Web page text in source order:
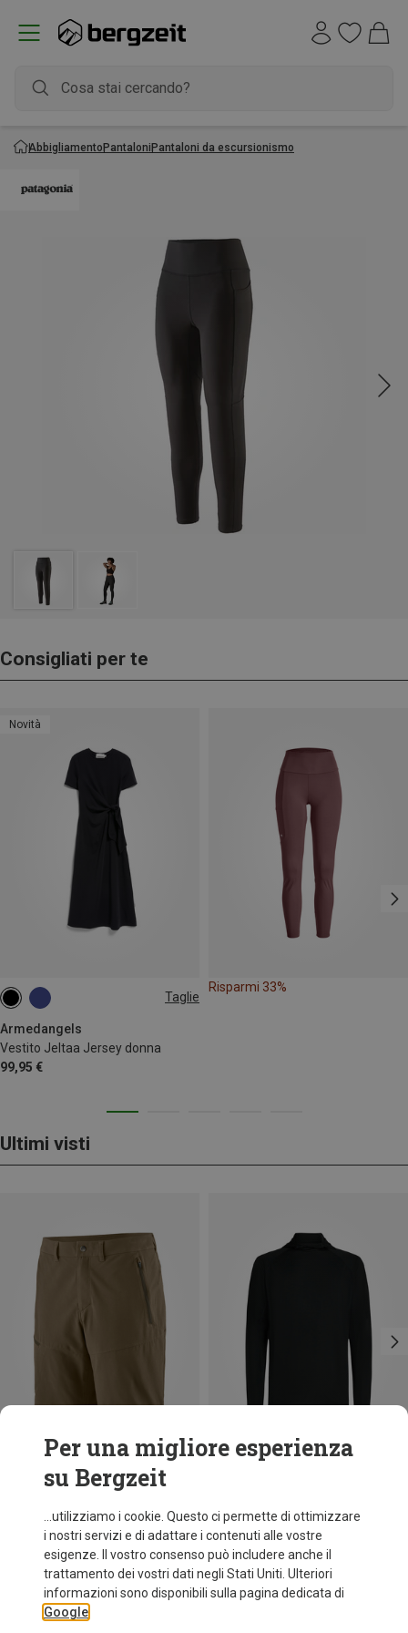
AbbigliamentoPantaloniPantaloni da escursionismo
Consigliati per te
Novità
Taglie
Armedangels
Vestito Jeltaa Jersey donna
99,95 €
XS M
Risparmi 33%
Ultimi visti
Risparmi 37%
Per una migliore esperienza
su Bergzeit
...utilizziamo i cookie. Questo ci permette di ottimizzare
i nostri servizi e di adattare i contenuti alle vostre
esigenze. Il vostro consenso può includere anche il
trattamento dei vostri dati negli Stati Uniti. Ulteriori
informazioni sono disponibili sulla pagina dedicata di
Google